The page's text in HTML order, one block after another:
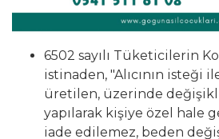
6502 sayılı Tüketicilerin
istinaden, "Alıcının isteği
üretilen, üzerinde
yapılarak kişiye özel hale
iade edilemez, beden